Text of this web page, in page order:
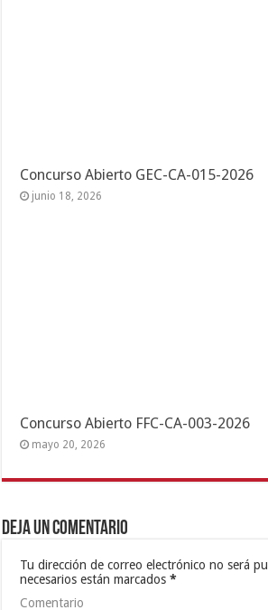
Concurso Abierto GEC-CA-015-2026
junio 18, 2026
Concurso Abierto FFC-CA-003-2026
mayo 20, 2026
Deja un comentario
Tu dirección de correo electrónico no será
necesarios están marcados*
Comentario